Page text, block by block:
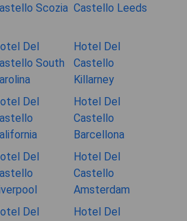
Scozia Castello Leeds
Del
South
Hotel Del
Castello
Killarney
Del
Hotel Del
Castello
Barcellona
Del
Hotel Del
Castello
Amsterdam
Del Hotel Del